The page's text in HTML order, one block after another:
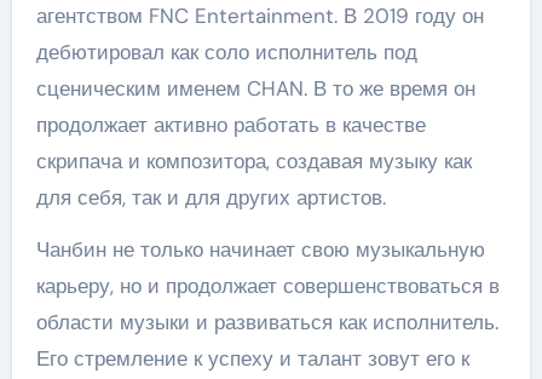
агентством FNC Entertainment. В 2019 году он
дебютировал как соло исполнитель под
сценическим именем CHAN. В то же время он
продолжает активно работать в качестве
скрипача и композитора, создавая музыку как
для себя, так и для других артистов.
Чанбин не только начинает свою музыкальную
карьеру, но и продолжает совершенствоваться в
области музыки и развиваться как исполнитель.
Его стремление к успеху и талант зовут его к